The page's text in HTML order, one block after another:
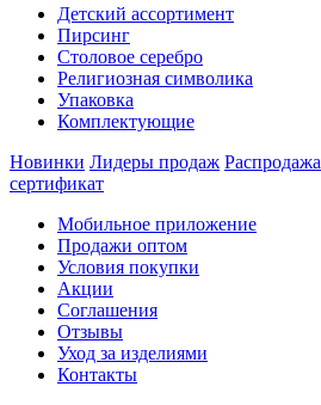
Детский ассортимент
Пирсинг
Столовое серебро
Религиозная символика
Упаковка
Комплектующие
Новинки Лидеры продаж Распродажа
сертификат
Мобильное приложение
Продажи оптом
Условия покупки
Акции
Соглашения
Отзывы
Уход за изделиями
Контакты